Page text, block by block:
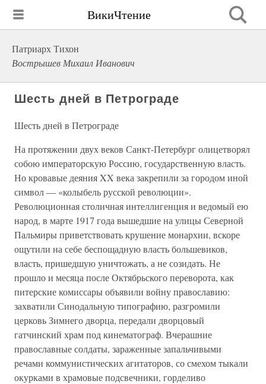
ВикиЧтение
Патриарх Тихон
Вострышев Михаил Иванович
Шесть дней в Петрограде
Шесть дней в Петрограде
На протяжении двух веков Санкт-Петербург олицетворял
собою императорскую Россию, государственную власть.
Но кровавые деяния XX века закрепили за городом иной
символ — «колыбель русской революции».
Революционная столичная интеллигенция и ведомый ею
народ, в марте 1917 года вышедшие на улицы Северной
Пальмиры приветствовать крушение монархии, вскоре
ощутили на себе беспощадную власть большевиков,
власть, пришедшую уничтожать, а не созидать. Не
прошло и месяца после Октябрьского переворота, как
питерские комиссары объявили войну православию:
захватили Синодальную типографию, разгромили
церковь Зимнего дворца, передали дворцовый
гатчинский храм под кинематограф. Вчерашние
православные солдаты, зараженные запальчивыми
речами коммунистических агитаторов, со смехом тыкали
окурками в храмовые подсвечники, горделиво